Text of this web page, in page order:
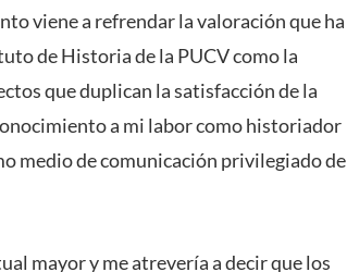
viene a refrendar la valoración que ha
de Historia de la PUCV como la
que duplican la satisfacción de la
a mi labor como historiador
medio de comunicación privilegiado de
mayor y me atrevería a decir que los